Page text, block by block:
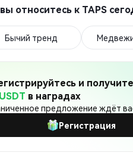
относитесь к TAPS
Бычий тренд
и получите
в наградах
предложение ждёт
Регистрация